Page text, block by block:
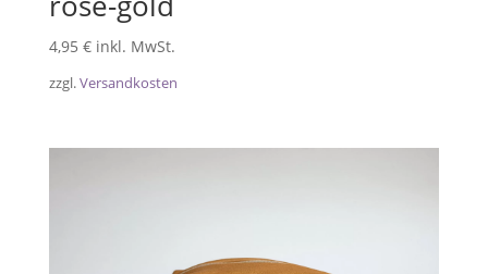
4,95 € inkl. MwSt.
zzgl.Versandkosten